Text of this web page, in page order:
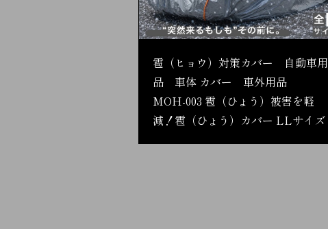
雹（ヒョウ）対策カバー 自動車用
品 車体 カバー 車外用品
MOH-003 雹（ひょう）被害を軽
減！雹（ひょう）カバー LLサイズ